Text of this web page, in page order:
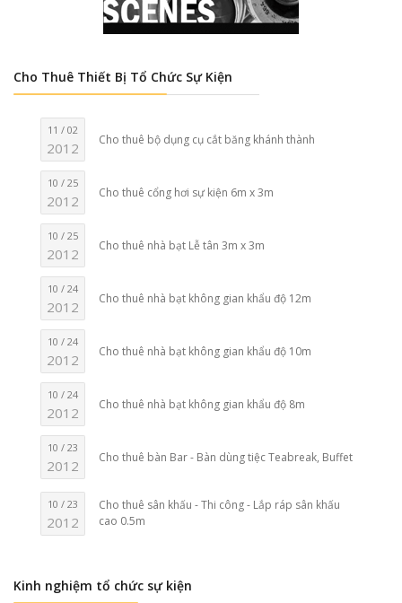
Cho Thuê Thiết Bị Tổ Chức Sự Kiện
11 / 02
2012 Cho thuê bộ dụng cụ cắt băng khánh thành
10 / 25
2012 Cho thuê cổng hơi sự kiện 6m x 3m
10 / 25
2012 Cho thuê nhà bạt Lễ tân 3m x 3m
10 / 24
2012 Cho thuê nhà bạt không gian khẩu độ 12m
10 / 24
2012 Cho thuê nhà bạt không gian khẩu độ 10m
10 / 24
2012 Cho thuê nhà bạt không gian khẩu độ 8m
10 / 23
2012 Cho thuê bàn Bar - Bàn dùng tiệc Teabreak, Buffet
10 / 23
2012
Cho thuê sân khấu - Thi công - Lắp ráp sân khấu
cao 0.5m
Kinh nghiệm tổ chức sự kiện